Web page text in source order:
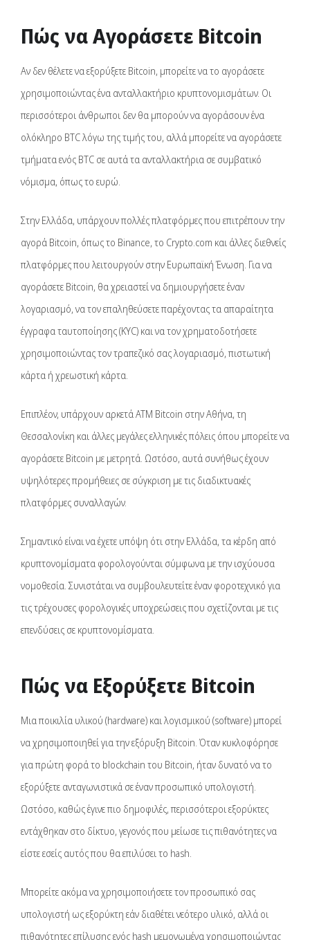
Πώς να Αγοράσετε Bitcoin
Αν δεν θέλετε να εξορύξετε Bitcoin, μπορείτε να το αγοράσετε
χρησιμοποιώντας ένα ανταλλακτήριο κρυπτονομισμάτων. Οι
περισσότεροι άνθρωποι δεν θα μπορούν να αγοράσουν ένα
ολόκληρο BTC λόγω της τιμής του, αλλά μπορείτε να αγοράσετε
τμήματα ενός BTC σε αυτά τα ανταλλακτήρια σε συμβατικό
νόμισμα, όπως το ευρώ.
Στην Ελλάδα, υπάρχουν πολλές πλατφόρμες που επιτρέπουν την
αγορά Bitcoin, όπως το Binance, το Crypto.com και άλλες διεθνείς
πλατφόρμες που λειτουργούν στην Ευρωπαϊκή Ένωση. Για να
αγοράσετε Bitcoin, θα χρειαστεί να δημιουργήσετε έναν
λογαριασμό, να τον επαληθεύσετε παρέχοντας τα απαραίτητα
έγγραφα ταυτοποίησης (KYC) και να τον χρηματοδοτήσετε
χρησιμοποιώντας τον τραπεζικό σας λογαριασμό, πιστωτική
κάρτα ή χρεωστική κάρτα.
Επιπλέον, υπάρχουν αρκετά ΑΤΜ Bitcoin στην Αθήνα, τη
Θεσσαλονίκη και άλλες μεγάλες ελληνικές πόλεις όπου μπορείτε να
αγοράσετε Bitcoin με μετρητά. Ωστόσο, αυτά συνήθως έχουν
υψηλότερες προμήθειες σε σύγκριση με τις διαδικτυακές
πλατφόρμες συναλλαγών.
Σημαντικό είναι να έχετε υπόψη ότι στην Ελλάδα, τα κέρδη από
κρυπτονομίσματα φορολογούνται σύμφωνα με την ισχύουσα
νομοθεσία. Συνιστάται να συμβουλευτείτε έναν φοροτεχνικό για
τις τρέχουσες φορολογικές υποχρεώσεις που σχετίζονται με τις
επενδύσεις σε κρυπτονομίσματα.
Πώς να Εξορύξετε Bitcoin
Μια ποικιλία υλικού (hardware) και λογισμικού (software) μπορεί
να χρησιμοποιηθεί για την εξόρυξη Bitcoin. Όταν κυκλοφόρησε
για πρώτη φορά το blockchain του Bitcoin, ήταν δυνατό να το
εξορύξετε ανταγωνιστικά σε έναν προσωπικό υπολογιστή.
Ωστόσο, καθώς έγινε πιο δημοφιλές, περισσότεροι εξορύκτες
εντάχθηκαν στο δίκτυο, γεγονός που μείωσε τις πιθανότητες να
είστε εσείς αυτός που θα επιλύσει το hash.
Μπορείτε ακόμα να χρησιμοποιήσετε τον προσωπικό σας
υπολογιστή ως εξορύκτη εάν διαθέτει νεότερο υλικό, αλλά οι
πιθανότητες επίλυσης ενός hash μεμονωμένα χρησιμοποιώντας